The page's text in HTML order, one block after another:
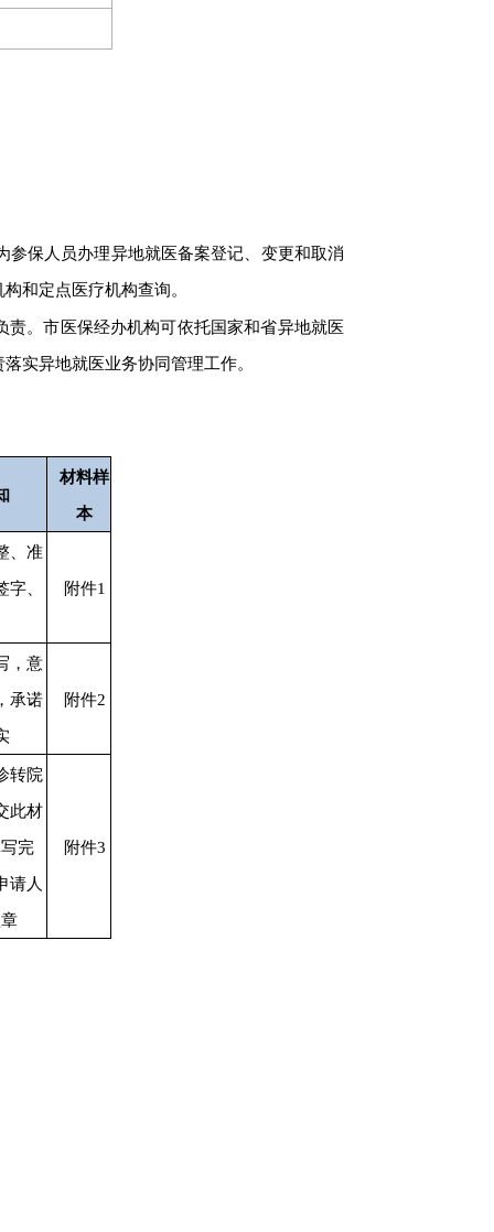
参保人员办理异地就医备案登记、变更和取消
和定点医疗机构查询。
。市医保经办机构可依托国家和省异地就医
实异地就医业务协同管理工作。
材料样
本
、准
字、 附件1
，意
承诺 附件2
转院
此材
完
请人
附件3